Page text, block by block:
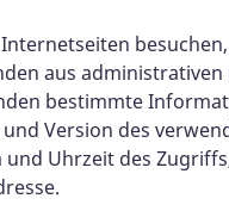
aus administrativen
bestimmte
Version des
und Uhrzeit des